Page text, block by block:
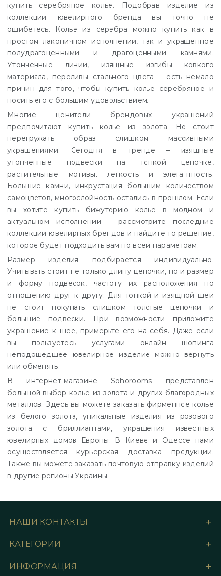
купить серебряное колье. Подобрав изделие из
коллекции ювелирного бренда вы точно не
ошибетесь. Колье из серебра можно купить как в
простом лаконичном исполнении, так и украшенное
полудрагоценными и драгоценными камнями.
Утонченные линии, изящные изгибы ковкого
материала, переливы стального цвета – есть немало
причин для того, чтобы купить колье серебряное и
носить его с большим удовольствием.
Многие ценители брендовых украшений
предпочитают купить колье из золота. Не стоит
перегружать образ слишком массивными
украшениями. Сегодня в тренде – изящные
утонченные подвески на тонкой цепочке,
растительные мотивы, легкость и элегантность.
Большие камни, инкрустация большим количеством
самоцветов, многослойность остались в прошлом. Если
вы хотите купить бижутерию колье в модном и
актуальном исполнении – рассмотрите последние
коллекции ювелирных брендов и найдите то решение,
которое будет подходить вам по всем параметрам.
Размер изделия подбирается индивидуально.
Учитывать стоит не только длину цепочки, но и размер
и форму подвесок, частоту их расположения по
отношению друг к другу. Для тонкой и изящной шеи
не стоит покупать слишком толстые цепочки и
большие подвески. При возможности приложите
украшение к шее, примерьте его на себя. Даже если
вы пользуетесь услугами онлайн шопинга
неподошедшее ювелирное изделие можно вернуть
или обменять.
В интернет-магазине Sohorooms представлен
большой выбор колье из золота и других благородных
металлов. Здесь вы можете заказать фирменное колье
из белого золота, уникальные изделия из розового
золота с бриллиантами, украшения известных
ювелирных домов Европы. В Киеве и Одессе нами
осуществляется курьерская доставка продукции.
Также вы можете заказать почтовую отправку изделий
в другие регионы Украины.
НАШИ КОНТАКТЫ
КАТЕГОРИИ
ИНФОРМАЦИЯ